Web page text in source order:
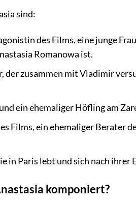
sind:
des Films, eine junge
Romanowa ist.
der zusammen mit Vladimir
ein ehemaliger Höfling am
Films, ein ehemaliger Berater
in Paris lebt und sich nach ihrer
komponiert?